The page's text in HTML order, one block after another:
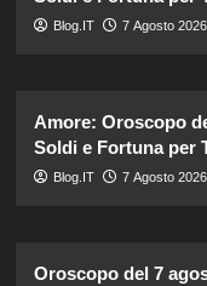
Blog.IT 7 Agosto
Amore: Oroscopo
Soldi e Fortuna per
Blog.IT 7 Agosto
Oroscopo del 7